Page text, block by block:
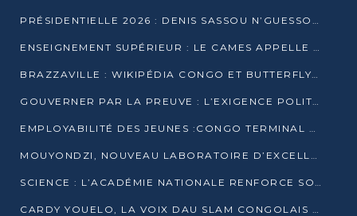
PRÉSIDENTIELLE 2026 : DENIS SASSOU N’GUESSO ANNONCE OFFICIELLEMENT SA CANDIDATURE
ENSEIGNEMENT SUPÉRIEUR : LE CAMES APPELLE À UNE UNIVERSITÉ AFRICAINE AXÉE SUR L’EMPLOYABILITÉ
BRAZZAVILLE : WIKIPÉDIA CONGO ET BUTTERFLY SCELLENT UN PARTENARIAT POUR STRUCTURER LE BÉNÉVOLAT NUMÉRIQUE
GOUVERNER PAR LA PREUVE : L’EXIGENCE POLITIQUE DU XXIᵉ SIÈCLE
EMPLOYABILITÉ DES JEUNES :CONGO TERMINAL S’ALLIE À L’ESCIC POUR RAPPROCHER L’ÉCOLE DU TERRAIN
MOUYONDZI, NOUVEAU LABORATOIRE D’EXCELLENCE PÉDAGOGIQUE AVEC L’ENFICE
SCIENCE : L’ACADÉMIE NATIONALE RENFORCE SON ÉQUIPE ET TRACE SA FEUILLE DE ROUTE 2026
CARDY YOUELO, LA VOIX DAU SLAM CONGOLAIS QUI INTERPELLE LE MONDE